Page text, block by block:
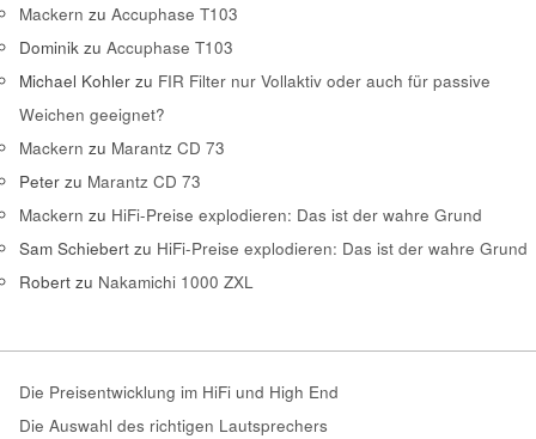
Mackern zu Accuphase T103
Dominik zu Accuphase T103
Michael Kohler zu FIR Filter nur Vollaktiv oder auch für passive
Weichen geeignet?
Mackern zu Marantz CD 73
Peter zu Marantz CD 73
Mackern zu HiFi-Preise explodieren: Das ist der wahre Grund
Sam Schiebert zu HiFi-Preise explodieren: Das ist der wahre Grund
Robert zu Nakamichi 1000 ZXL
Die Preisentwicklung im HiFi und High End
Die Auswahl des richtigen Lautsprechers